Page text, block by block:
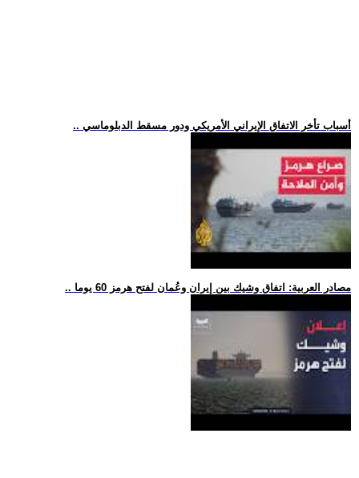
.. أسباب تأخر الاتفاق الإيراني الأمريكي ودور مسقط الدبلوماسي
.. مصادر العربية: اتفاق وشيك بين إيران وعُمان لفتح هرمز 60 يوما